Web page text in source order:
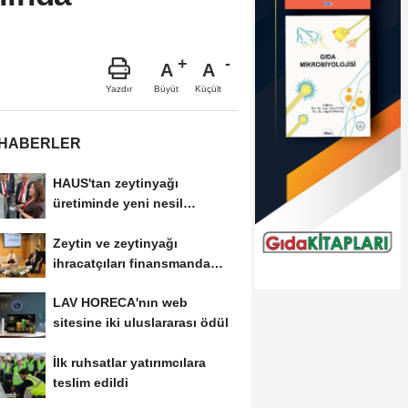
Yazdır
A
Büyüt
A
Küçült
HAUS'tan zeytinyağı
üretiminde yeni nesil
Zeytin ve zeytinyağı
ihracatçıları finansmanda
LAV HORECA'nın web
sitesine iki uluslararası ödül
İlk ruhsatlar yatırımcılara
teslim edildi